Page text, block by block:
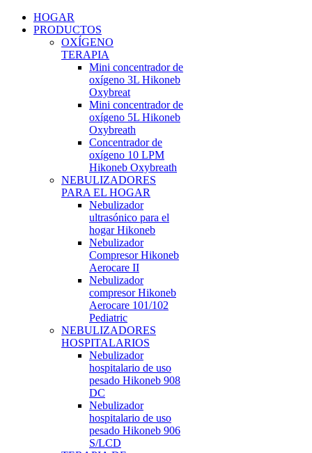
HOGAR
PRODUCTOS
OXÍGENO
TERAPIA
Mini concentrador de
oxígeno 3L Hikoneb
Oxybreat
Mini concentrador de
oxígeno 5L Hikoneb
Oxybreath
Concentrador de
oxígeno 10 LPM
Hikoneb Oxybreath
NEBULIZADORES
PARA EL HOGAR
Nebulizador
ultrasónico para el
hogar Hikoneb
Nebulizador
Compresor Hikoneb
Aerocare II
Nebulizador
compresor Hikoneb
Aerocare 101/102
Pediatric
NEBULIZADORES
HOSPITALARIOS
Nebulizador
hospitalario de uso
pesado Hikoneb 908
DC
Nebulizador
hospitalario de uso
pesado Hikoneb 906
S/LCD